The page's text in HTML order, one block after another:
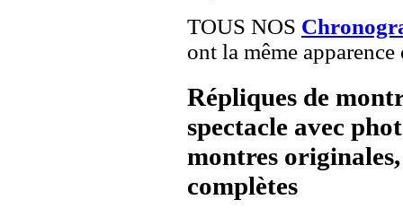
TOUS NOS
ont la même
Répliques de
spectacle avec
montres
complètes